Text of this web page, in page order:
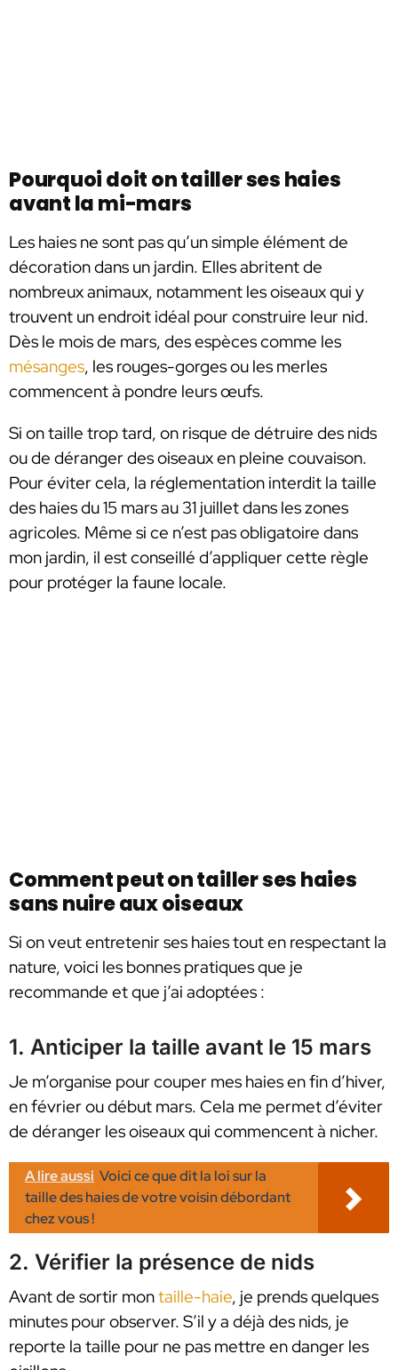
Pourquoi doit on tailler ses haies
avant la mi-mars
Les haies ne sont pas qu’un simple élément de
décoration dans un jardin. Elles abritent de
nombreux animaux, notamment les oiseaux qui y
trouvent un endroit idéal pour construire leur nid.
Dès le mois de mars, des espèces comme les
mésanges, les rouges-gorges ou les merles
commencent à pondre leurs œufs.
Si on taille trop tard, on risque de détruire des nids
ou de déranger des oiseaux en pleine couvaison.
Pour éviter cela, la réglementation interdit la taille
des haies du 15 mars au 31 juillet dans les zones
agricoles. Même si ce n’est pas obligatoire dans
mon jardin, il est conseillé d’appliquer cette règle
pour protéger la faune locale.
Comment peut on tailler ses haies
sans nuire aux oiseaux
Si on veut entretenir ses haies tout en respectant la
nature, voici les bonnes pratiques que je
recommande et que j’ai adoptées :
1. Anticiper la taille avant le 15 mars
Je m’organise pour couper mes haies en fin d’hiver,
en février ou début mars. Cela me permet d’éviter
de déranger les oiseaux qui commencent à nicher.
A lire aussi Voici ce que dit la loi sur la
taille des haies de votre voisin débordant
chez vous !
2. Vérifier la présence de nids
Avant de sortir montaille-haie, je prends quelques
minutes pour observer. S’il y a déjà des nids, je
reporte la taille pour ne pas mettre en danger les